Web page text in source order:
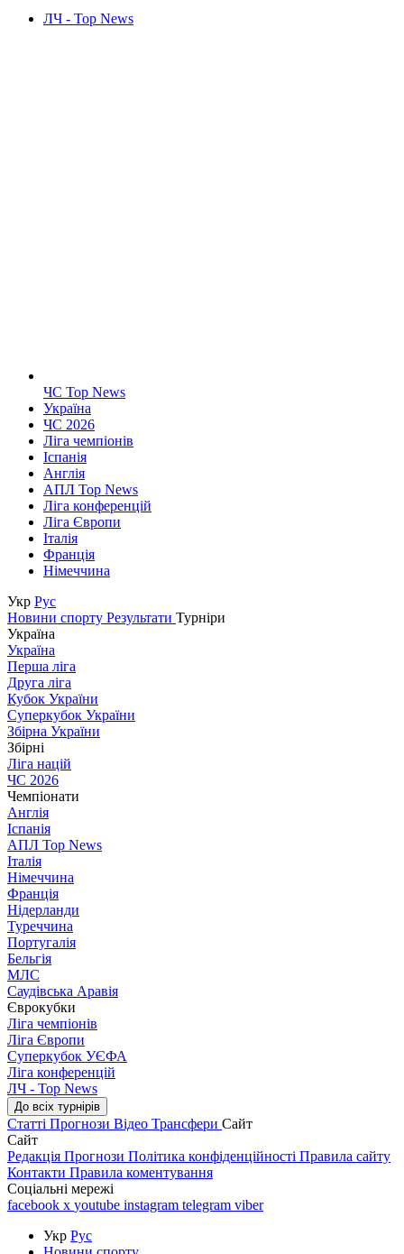
ЛЧ - Top News
ЧС Top News
Україна
ЧС 2026
Ліга чемпіонів
Іспанія
Англія
АПЛ Top News
Ліга конференцій
Ліга Європи
Італія
Франція
Німеччина
Укр Рус
Новини спорту Результати Турніри
Україна
Україна
Перша ліга
Друга ліга
Кубок України
Суперкубок України
Збірна України
Збірні
Ліга націй
ЧС 2026
Чемпіонати
Англія
Іспанія
АПЛ Top News
Італія
Німеччина
Франція
Нідерланди
Туреччина
Португалія
Бельгія
МЛС
Саудівська Аравія
Єврокубки
Ліга чемпіонів
Ліга Європи
Суперкубок УЄФА
Ліга конференцій
ЛЧ - Top News
До всіх турнірів
Статті Прогнози Відео Трансфери Сайт
Сайт
Редакція Прогнози Політика конфіденційності Правила сайту
Контакти Правила коментування
Соціальні мережі
facebook x youtube instagram telegram viber
Укр Рус